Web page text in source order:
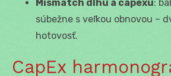
Mismatch dlhu a capexu:
súbežne s veľkou obnovou –
hotovosť.
CapEx